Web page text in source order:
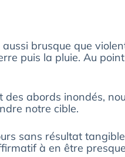
brusque que
puis la pluie. Au
des abords inondés,
notre cible.
sans résultat
à en être presque